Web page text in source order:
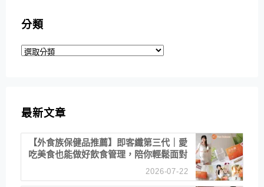
分類
分
最新文章
【外食族保健品推薦】即客纖第三代｜愛
吃美食也能做好飲食管理，陪你輕鬆面對
2026-07-22